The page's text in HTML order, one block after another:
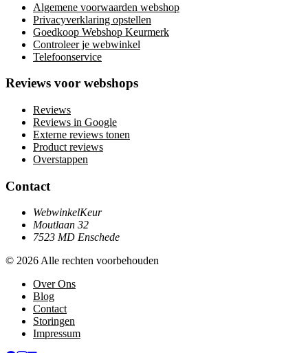
Algemene voorwaarden webshop
Privacyverklaring opstellen
Goedkoop Webshop Keurmerk
Controleer je webwinkel
Telefoonservice
Reviews voor webshops
Reviews
Reviews in Google
Externe reviews tonen
Product reviews
Overstappen
Contact
WebwinkelKeur
Moutlaan 32
7523 MD Enschede
© 2026 Alle rechten voorbehouden
Over Ons
Blog
Contact
Storingen
Impressum